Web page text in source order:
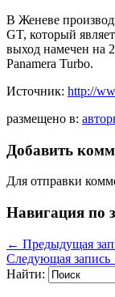
В Женеве
GT, который
выход намечен на
Panamera Turbo.
Источник: http://
размещено в:
Добавить
Для отправки
Навигация по
← Предыдущая
Следующая запись
Найти: